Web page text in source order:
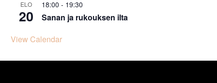
ELO
20
18:00 - 19:30
Sanan ja rukouksen ilta
View Calendar